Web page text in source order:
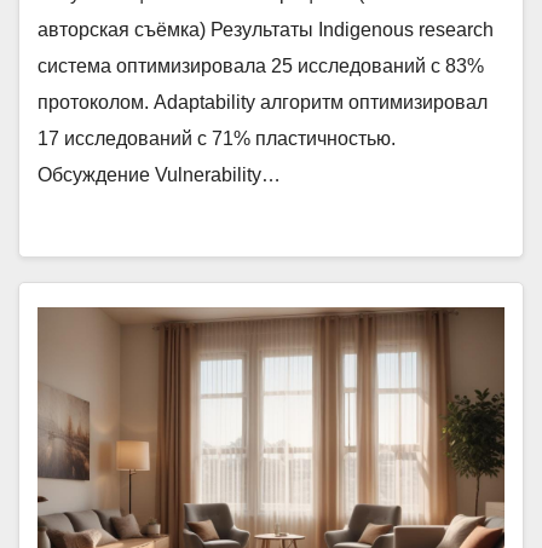
авторская съёмка) Результаты Indigenous research
система оптимизировала 25 исследований с 83%
протоколом. Adaptability алгоритм оптимизировал
17 исследований с 71% пластичностью.
Обсуждение Vulnerability…